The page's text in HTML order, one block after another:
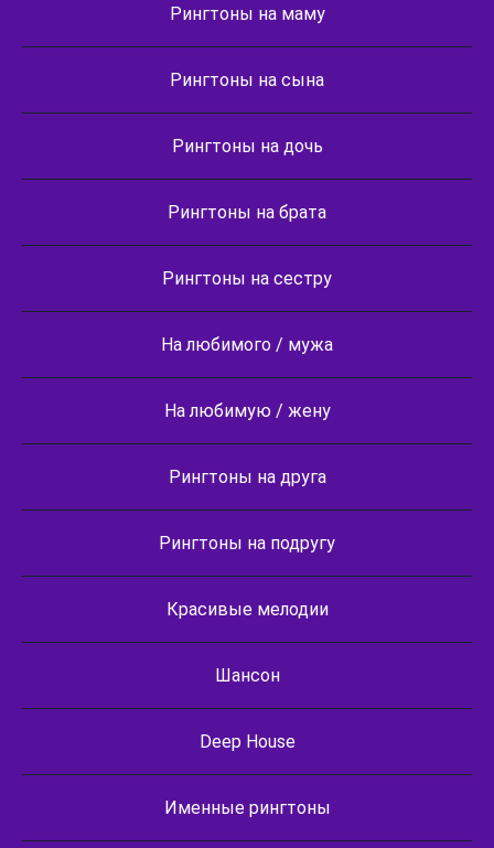
Рингтоны на маму
Рингтоны на сына
Рингтоны на дочь
Рингтоны на брата
Рингтоны на сестру
На любимого / мужа
На любимую / жену
Рингтоны на друга
Рингтоны на подругу
Красивые мелодии
Шансон
Deep House
Именные рингтоны